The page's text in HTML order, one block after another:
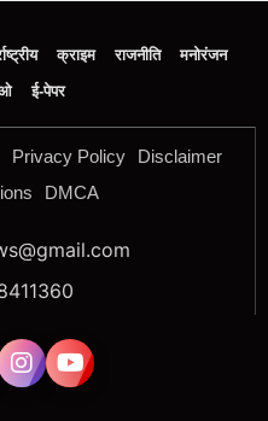
क्राइम राजनीति
मनोरंजन
ई-पेपर
Privacy Policy
Disclaimer
DMCA